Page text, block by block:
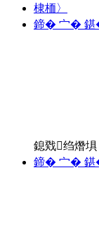
棣栭〉
鍗� 宀�
鎴戣绉熸埧
鍗� 宀�